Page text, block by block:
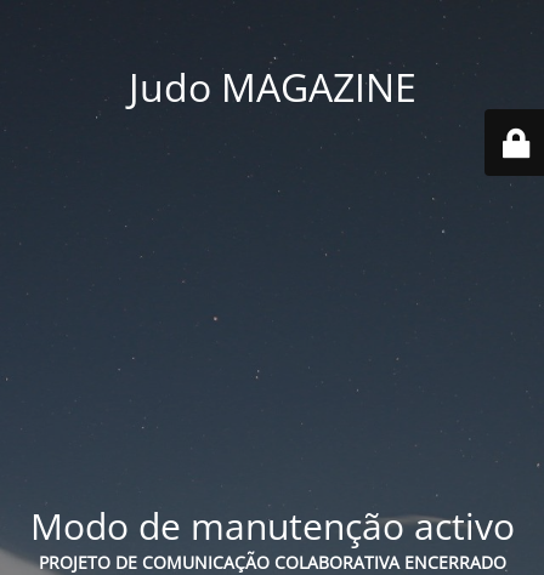
Judo MAGAZINE
Modo de manutenção activo
PROJETO DE COMUNICAÇÃO COLABORATIVA ENCERRADO